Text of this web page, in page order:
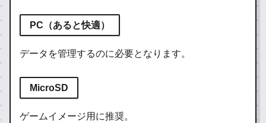
PC （あると快適）
データを管理するのに必要となります。
MicroSD
ゲームイメージ用に推奨。